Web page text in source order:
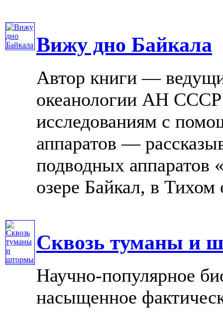
Вижу дно Байкала
Автор книги —
океанологии АН
исследованиям с
аппаратов —
подводных аппаратов
озере Байкал, в Тихом
Сквозь туманы и
Научно-популярное
насыщенное